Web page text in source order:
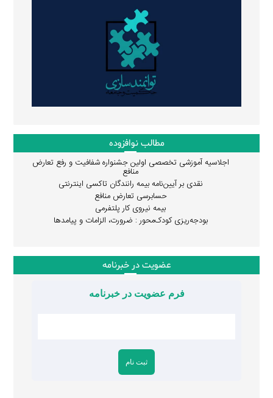
مطالب نوافزوده
اجلاسیه آموزشی تخصصی اولین جشنواره شفافیت و رفع تعارض
منافع
نقدی بر آیین‌نامه بیمه رانندگان تاکسی اینترنتی
حسابرسی تعارض منافع
بیمه نیروی کار پلتفرمی
بودجه‌ریزی کودک‌محور : ضرورت، الزامات و پیامدها
عضویت در خبرنامه
فرم عضویت در خبرنامه